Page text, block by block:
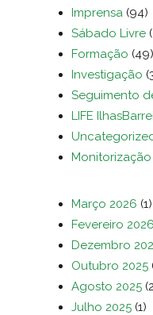
Imprensa (94)
Sábado Livre
Formação (49)
Investigação
Seguimento
LIFE
Monitorização
Março 2026 (1)
Fevereiro 2026
Dezembro
Outubro 2025
Agosto 2025
Julho 2025 (1)